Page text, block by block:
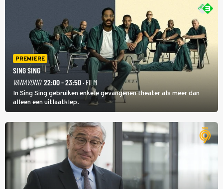
PREMIERE
SING SING
VANAVOND 22:00 - 23:50· FILM
In Sing Sing gebruiken enkele gevangenen theater als meer dan
alleen een uitlaatklep.